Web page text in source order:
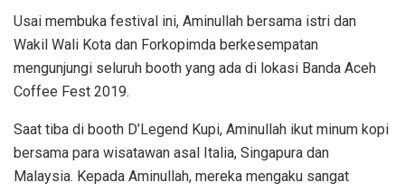
Usai membuka festival ini, Aminullah bersama istri dan
Wakil Wali Kota dan Forkopimda berkesempatan
mengunjungi seluruh booth yang ada di lokasi Banda Aceh
Coffee Fest 2019.
Saat tiba di booth D’Legend Kupi, Aminullah ikut minum kopi
bersama para wisatawan asal Italia, Singapura dan
Malaysia. Kepada Aminullah, mereka mengaku sangat